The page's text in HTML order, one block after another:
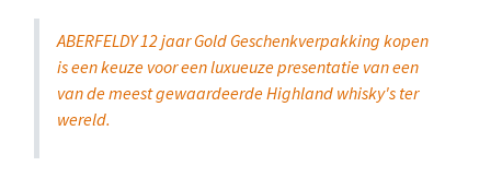
ABERFELDY 12 jaar Gold Geschenkverpakking kopen
is een keuze voor een luxueuze presentatie van een
van de meest gewaardeerde Highland whisky's ter
wereld.